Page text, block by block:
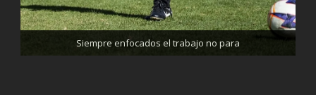
Siempre enfocados el trabajo no para
Trabajando enfocados, listos para el partido de mañana